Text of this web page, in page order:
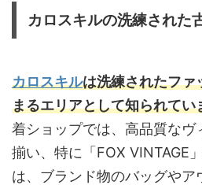
カロスキルの洗練された
カロスキルは洗練されたファ
まるエリアとして知られてい
着ショップでは、高品質なヴ
揃い、特に「FOX VINTAGE
は、ブランド物のバッグやア